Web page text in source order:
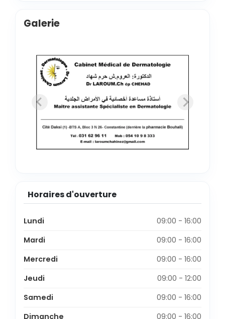
Galerie
Horaires d'ouverture
Lundi
09:00 - 16:00
Mardi
09:00 - 16:00
Mercredi
09:00 - 16:00
Jeudi
09:00 - 12:00
Samedi
09:00 - 16:00
Dimanche
09:00 - 16:00